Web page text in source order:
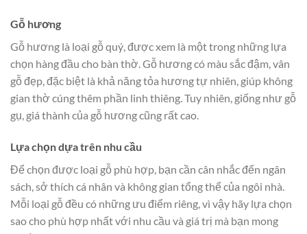
Gỗ hương
Gỗ hương là loại gỗ quý, được xem là một trong những lựa
chọn hàng đầu cho bàn thờ. Gỗ hương có màu sắc đậm, vân
gỗ đẹp, đặc biệt là khả năng tỏa hương tự nhiên, giúp không
gian thờ cúng thêm phần linh thiêng. Tuy nhiên, giống như gỗ
gụ, giá thành của gỗ hương cũng rất cao.
Lựa chọn dựa trên nhu cầu
Để chọn được loại gỗ phù hợp, bạn cần cân nhắc đến ngân
sách, sở thích cá nhân và không gian tổng thể của ngôi nhà.
Mỗi loại gỗ đều có những ưu điểm riêng, vì vậy hãy lựa chọn
sao cho phù hợp nhất với nhu cầu và giá trị mà bạn mong